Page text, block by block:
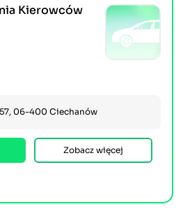
Kierowców
06-400 Ciechanów
Zobacz więcej